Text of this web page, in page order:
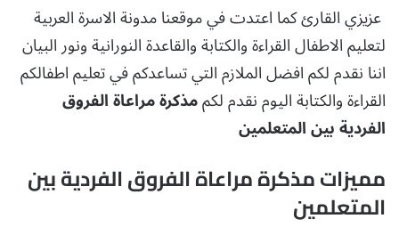
عزيزي القارئ كما اعتدت في موقعنا مدونة الاسرة العربية
لتعليم الاطفال القراءة والكتابة والقاعدة النورانية ونور البيان
اننا نقدم لكم افضل الملازم التي تساعدكم في تعليم اطفالكم
القراءة والكتابة اليوم نقدم لكممذكرة مراعاة الفروق
الفردية بين المتعلمين
مميزات مذكرة مراعاة الفروق الفردية بين
المتعلمين